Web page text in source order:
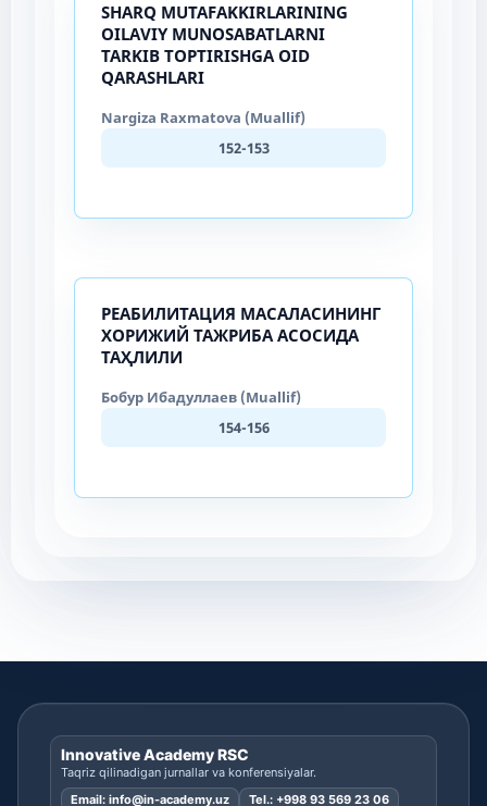
SHARQ MUTAFAKKIRLARINING
OILAVIY MUNOSABATLARNI
TARKIB TOPTIRISHGA OID
QARASHLARI
Nargiza Raxmatova (Muallif)
152-153
РЕАБИЛИТАЦИЯ МАСАЛАСИНИНГ
ХОРИЖИЙ ТАЖРИБА АСОСИДА
ТАҲЛИЛИ
Бобур Ибадуллаев (Muallif)
154-156
Innovative Academy RSC
Taqriz qilinadigan jurnallar va konferensiyalar.
Email: info@in-academy.uz Tel.: +998 93 569 23 06